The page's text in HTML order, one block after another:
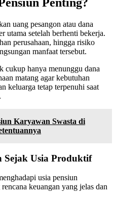
uang pesangon atau dana
utama setelah berhenti bekerja.
perusahaan, hingga risiko
manfaat tersebut.
cukup hanya menunggu dana
matang agar kebutuhan
keluarga tetap terpenuhi saat
Karyawan Swasta di
Sejak Usia Produktif
usia pensiun
keuangan yang jelas dan